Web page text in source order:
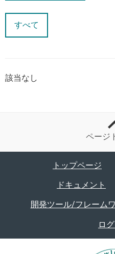
すべて
該当なし
ページ
トップページ
ドキュメント
開発ツール/フレーム
ロ